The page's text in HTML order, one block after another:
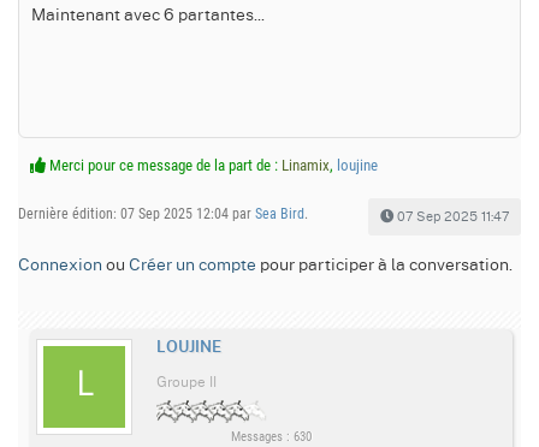
Maintenant avec 6 partantes...
Merci pour ce message de la part de : Linamix, loujine
Dernière édition: 07 Sep 2025 12:04 par Sea Bird . 07 Sep 2025 11:47
Connexion ou Créer un compte pour participer à la conversation.
LOUJINE
Groupe II
Messages : 630